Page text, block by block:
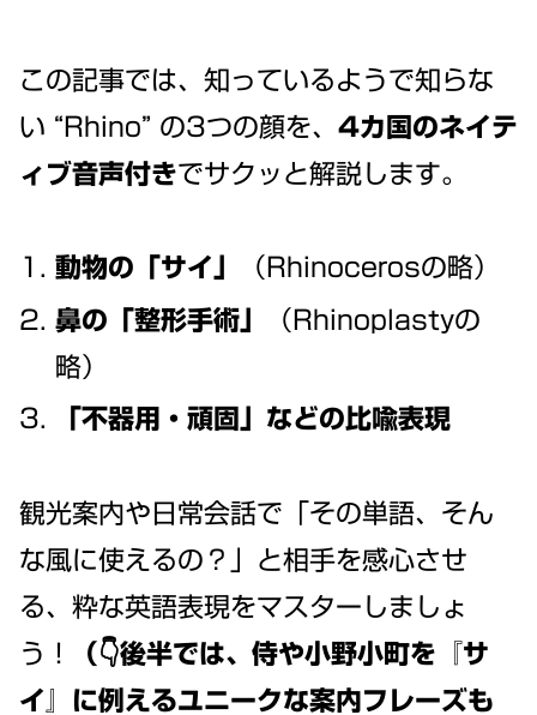
この記事では、知っているようで知らな
い “Rhino” の3つの顔を、 4カ国のネイテ
ィブ音声付きでサクッと解説します。
動物の「サイ」
（Rhinocerosの略）
鼻の「整形手術」
（Rhinoplastyの
略）
「不器用・頑固」などの比喩表現
観光案内や日常会話で「その単語、そん
な風に使えるの？」と相手を感心させ
る、粋な英語表現をマスターしましょ
う！
（👇後半では、侍や小野小町を『サ
イ』に例えるユニークな案内フレーズも